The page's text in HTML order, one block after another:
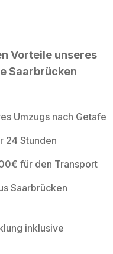
Vorteile unseres
Saarbrücken
Umzugs nach Getafe
24 Stunden
für den Transport
Saarbrücken
inklusive